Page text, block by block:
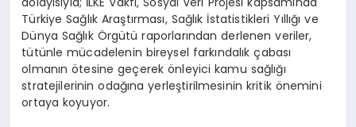
Türkiye Sağlık Araştırması, Sağlık İstatistikleri Yıllığı ve
Dünya Sağlık Örgütü raporlarından derlenen veriler,
tütünle mücadelenin bireysel farkındalık çabası
olmanın ötesine geçerek önleyici kamu sağlığı
stratejilerinin odağına yerleştirilmesinin kritik önemini
ortaya koyuyor.